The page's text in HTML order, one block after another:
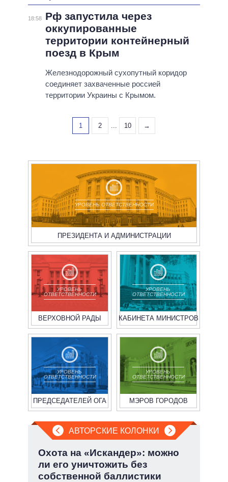
18:58
Рф запустила через
оккупированные
территории контейнерный
поезд в Крым
Железнодорожный сухопутный коридор
соединяет захваченные россией
территории Украины с Крымом.
1 2 ... 10 →
УРОВЕНЬ ОТВЕТСТВЕННОСТИ
ПРЕЗИДЕНТА И АДМИНИСТРАЦИИ
УРОВЕНЬ
ОТВЕТСТВЕННОСТИ
ВЕРХОВНОЙ РАДЫ
УРОВЕНЬ
ОТВЕТСТВЕННОСТИ
КАБИНЕТА МИНИСТРОВ
УРОВЕНЬ
ОТВЕТСТВЕННОСТИ
ПРЕДСЕДАТЕЛЕЙ ОГА
УРОВЕНЬ
ОТВЕТСТВЕННОСТИ
МЭРОВ ГОРОДОВ
АВТОРСКИЕ КОЛОНКИ
Охота на «Искандер»: можно
ли его уничтожить без
собственной баллистики